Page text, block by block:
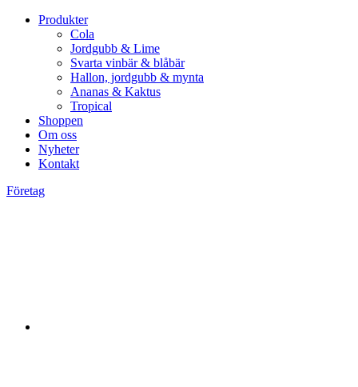
Produkter
Cola
Jordgubb & Lime
Svarta vinbär & blåbär
Hallon, jordgubb & mynta
Ananas & Kaktus
Tropical
Shoppen
Om oss
Nyheter
Kontakt
Företag